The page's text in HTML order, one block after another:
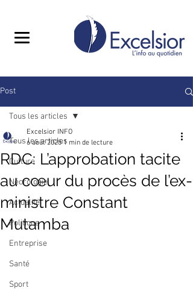
Post
Tous les articles
Culture
Nécrologie
Actualité
Politique
Entreprise
Santé
Sport
Tous les articles
RDC: L’approbation tacite
au cœur du procès de l’ex-
ministre Constant
Mutamba
Excelsior INFO
6 août 2025 1 min de lecture